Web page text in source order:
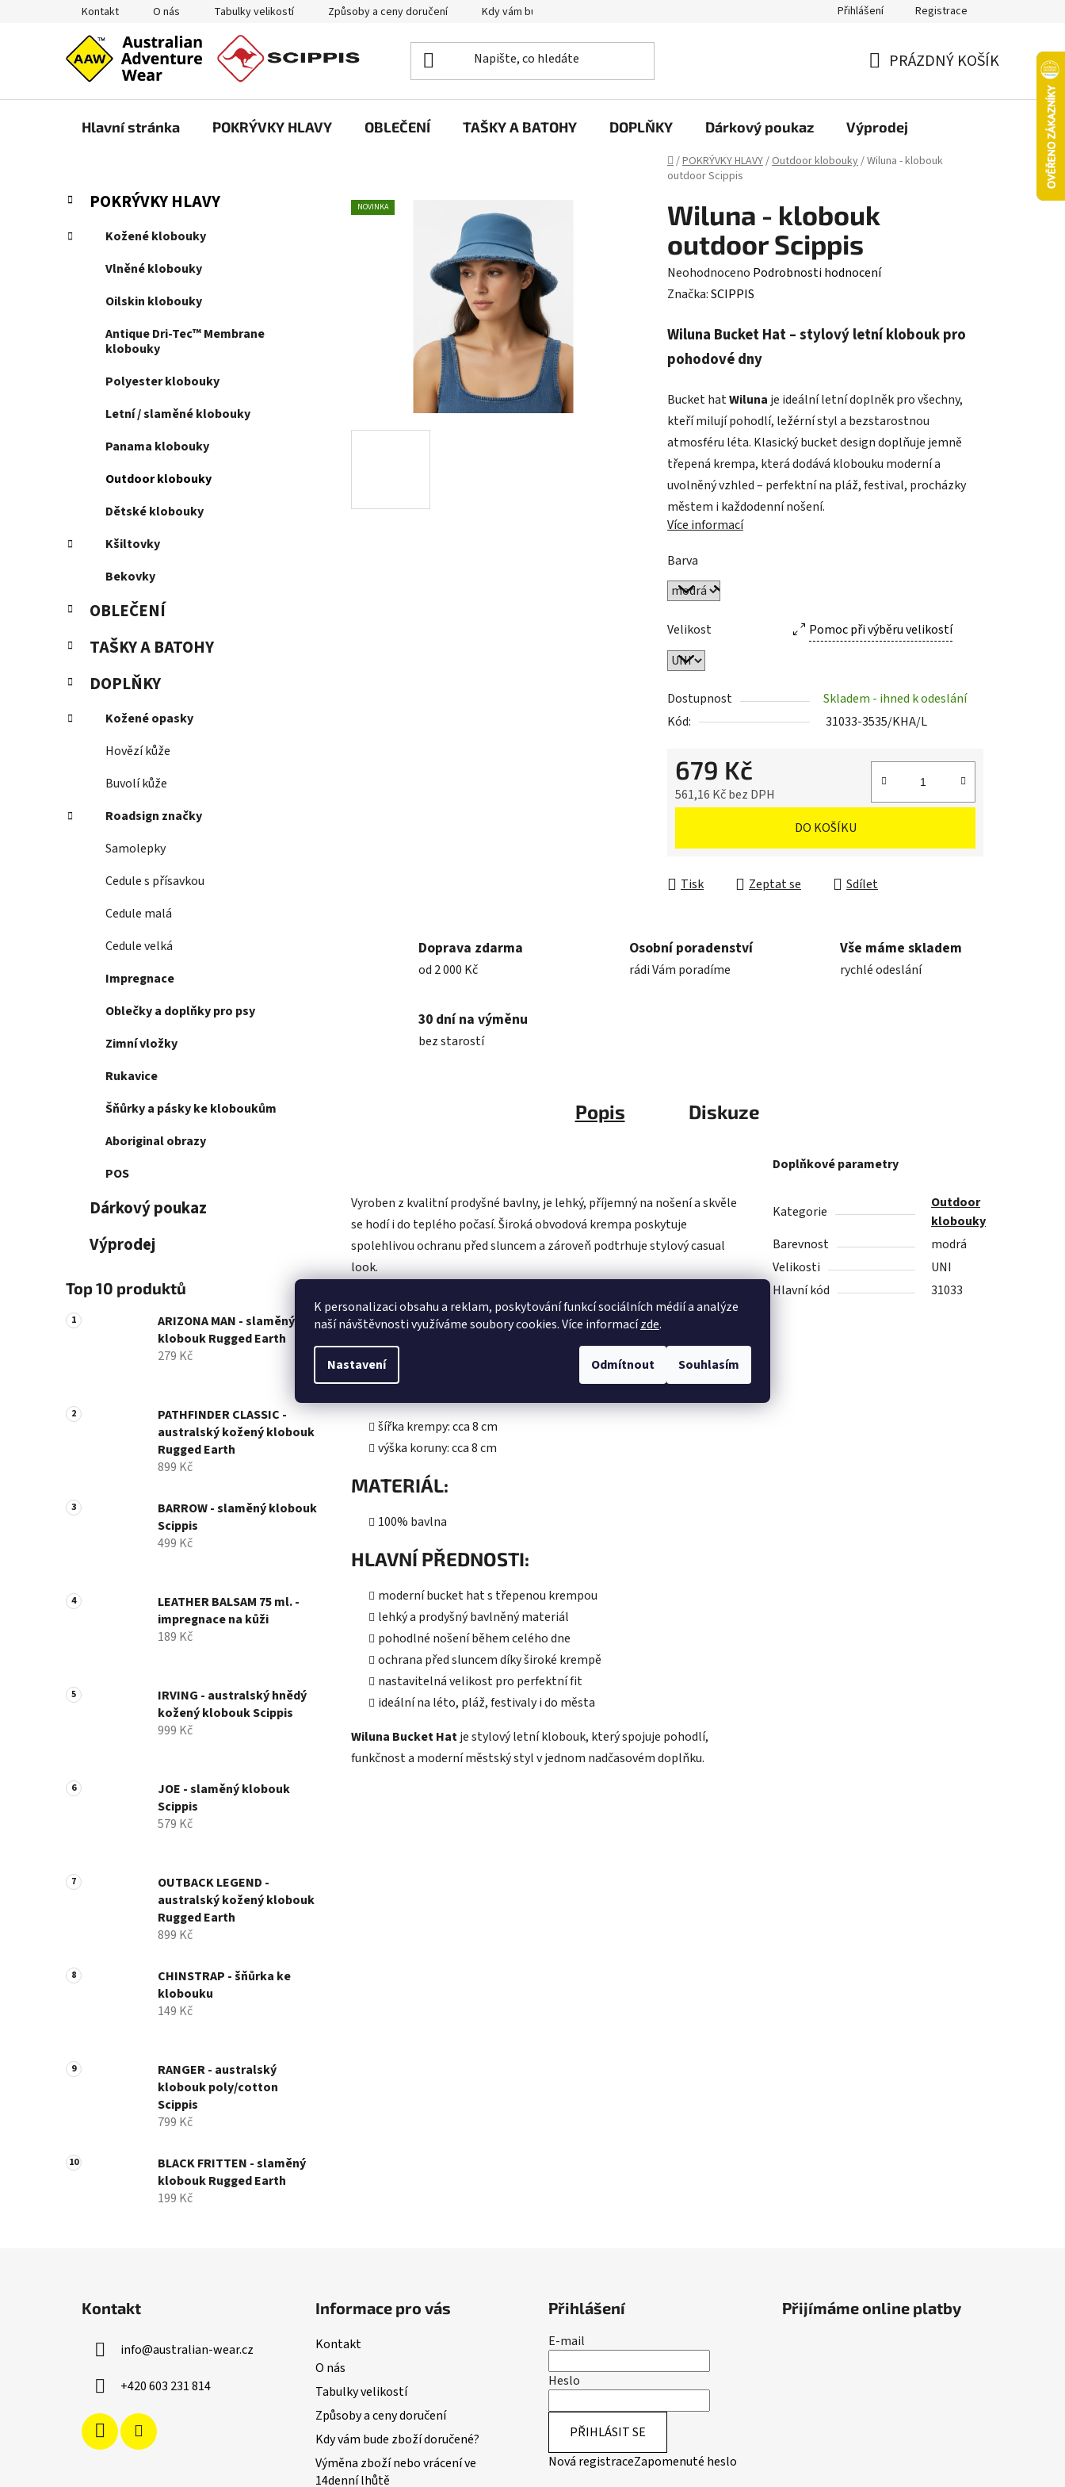
K personalizaci obsahu a reklam, poskytování funkcí sociálních médií a analýze
naší návštěvnosti využíváme soubory cookies. Více informacízde.
Nastavení Odmítnout Souhlasím
Kontakt O nás Tabulky velikostí Způsoby a ceny doručení Kdy vám bude zboží doručené? Výměna zboží nebo vrácení ve 14denní lhůtě Platba objednávky kartou
Přihlášení Registrace
KOŠÍK
PRÁZDNÝ KOŠÍK
Hlavní stránka POKRÝVKY HLAVY OBLEČENÍ TAŠKY A BATOHY DOPLŇKY Dárkový poukaz Výprodej
Domů
/POKRÝVKY HLAVY/Outdoor klobouky/Wiluna - klobouk
outdoor Scippis
P
s
Přeskočit
kategorie
K
a
e
POKRÝVKY HLAVY
Kožené klobouky
Vlněné klobouky
Oilskin klobouky
Antique Dri-Tec™ Membrane
klobouky
Polyester klobouky
Letní / slaměné klobouky
Panama klobouky
Outdoor klobouky
Dětské klobouky
Kšiltovky
Bekovky
OBLEČENÍ
TAŠKY A BATOHY
DOPLŇKY
Kožené opasky
Hovězí kůže
Buvolí kůže
Roadsign značky
Samolepky
Cedule s přísavkou
Cedule malá
Cedule velká
Impregnace
Oblečky a doplňky pro psy
Zimní vložky
Rukavice
Šňůrky a pásky ke kloboukům
Aboriginal obrazy
POS
Dárkový poukaz
Výprodej
Top 10 produktů
ARIZONA MAN - slaměný
klobouk Rugged Earth
279 Kč
PATHFINDER CLASSIC -
australský kožený klobouk
Rugged Earth
899 Kč
BARROW - slaměný klobouk
Scippis
499 Kč
LEATHER BALSAM 75 ml. -
impregnace na kůži
189 Kč
IRVING - australský hnědý
kožený klobouk Scippis
999 Kč
JOE - slaměný klobouk
Scippis
579 Kč
OUTBACK LEGEND -
australský kožený klobouk
Rugged Earth
899 Kč
CHINSTRAP - šňůrka ke
klobouku
149 Kč
RANGER - australský
klobouk poly/cotton
Scippis
799 Kč
BLACK FRITTEN - slaměný
klobouk Rugged Earth
199 Kč
Wiluna - klobouk
outdoor Scippis
Průměrné
hodnocení
je
0,0
5
hvězdiček.
Neohodnoceno Podrobnosti hodnocení
Značka:SCIPPIS
Wiluna Bucket Hat – stylový letní klobouk pro
pohodové dny
Bucket hatWiluna je ideální letní doplněk pro všechny,
kteří milují pohodlí, ležérní styl a bezstarostnou
atmosféru léta. Klasický bucket design doplňuje jemně
třepená krempa, která dodává klobouku moderní a
uvolněný vzhled – perfektní na pláž, festival, procházky
městem i každodenní nošení.
Více informací
Barva
Velikost Pomoc při výběru velikostí
Dostupnost
Skladem - ihned k odeslání
Kód:
31033-3535/KHA/L
679 Kč
561,16 Kč bez DPH
DO KOŠÍKU
Tisk Zeptat se Sdílet
NOVINKA
Doprava zdarma
od 2 000 Kč
Osobní poradenství
rádi Vám poradíme
Vše máme skladem
rychlé odeslání
30 dní na výměnu
bez starostí
Popis Diskuze
Vyroben z kvalitní prodyšné bavlny, je lehký, příjemný na nošení a skvěle
se hodí i do teplého počasí. Široká obvodová krempa poskytuje
spolehlivou ochranu před sluncem a zároveň podtrhuje stylový casual
look.
Praktická nastavitelná velikostumožňuje rychlé a pohodlné
přizpůsobení, takže klobouk perfektně sedí po celý den.
UPF 50+ certifikace
, poskytuje nejlepší možnou ochranu proti UV
záření.
šířka krempy: cca 8 cm
výška koruny: cca 8 cm
MATERIÁL:
100% bavlna
HLAVNÍ PŘEDNOSTI:
moderní bucket hat s třepenou krempou
lehký a prodyšný bavlněný materiál
pohodlné nošení během celého dne
ochrana před sluncem díky široké krempě
nastavitelná velikost pro perfektní fit
ideální na léto, pláž, festivaly i do města
Wiluna Bucket Hatje stylový letní klobouk, který spojuje pohodlí,
funkčnost a moderní městský styl v jednom nadčasovém doplňku.
Doplňkové parametry
Kategorie
Outdoor
klobouky
Barevnost
modrá
Velikosti
UNI
Hlavní kód
31033
Kontakt
info@australian-wear.cz
+420 603 231 814
Informace pro vás
Kontakt
O nás
Tabulky velikostí
Způsoby a ceny doručení
Kdy vám bude zboží doručené?
Výměna zboží nebo vrácení ve
14denní lhůtě
Přihlášení
E-mail
Heslo
PŘIHLÁSIT SE
Nová registraceZapomenuté heslo
Přijímáme online platby